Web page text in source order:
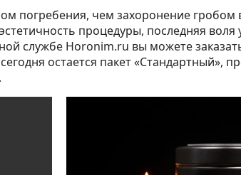
погребения, чем захоронение
процедуры, последняя
службе Horonim.ru вы можете
остается пакет «Стандартный»,